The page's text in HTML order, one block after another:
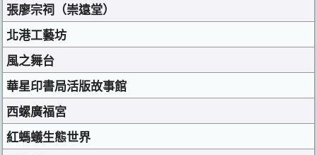
張廖宗祠（崇遠堂）
北港工藝坊
風之舞台
華星印書局活版故事館
西螺廣福宮
紅螞蟻生態世界